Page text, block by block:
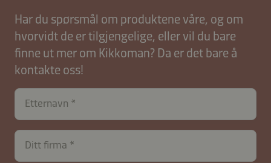
Har du spørsmål om produktene våre, og om
hvorvidt de er tilgjengelige, eller vil du bare
finne ut mer om Kikkoman? Da er det bare å
kontakte oss!
Etternavn
Ditt firma